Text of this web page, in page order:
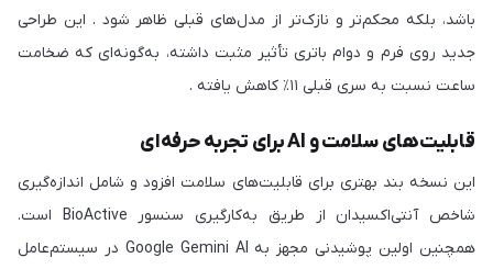
باشد، بلکه محکم‌تر و نازک‌تر از مدل‌های قبلی ظاهر شود . این طراحی
جدید روی فرم و دوام باتری تأثیر مثبت داشته، به‌گونه‌ای که ضخامت
ساعت نسبت به سری قبلی ۱۱٪ کاهش یافته .
قابلیت‌های سلامت و AI برای تجربه حرفه‌ای
این نسخه بند بهتری برای قابلیت‌های سلامت افزود و شامل اندازه‌گیری
شاخص آنتی‌اکسیدان از طریق به‌کارگیری سنسور BioActive است.
همچنین اولین پوشیدنی مجهز به Google Gemini AI در سیستم‌عامل